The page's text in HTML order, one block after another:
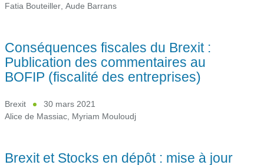
Fatia Bouteiller, Aude Barrans
Conséquences fiscales du Brexit :
Publication des commentaires au
BOFIP (fiscalité des entreprises)
Brexit
30 mars 2021
Alice de Massiac, Myriam Mouloudj
Brexit et Stocks en dépôt : mise à jour